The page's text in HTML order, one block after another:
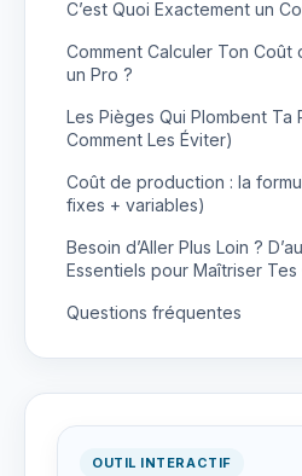
C’est Quoi Exactement un
Comment Calculer Ton Coût
un Pro ?
Les Pièges Qui Plombent Ta
Comment Les Éviter)
Coût de production : la
fixes + variables)
Besoin d’Aller Plus Loin ?
Essentiels pour Maîtriser Tes
Questions fréquentes
OUTIL INTERACTIF